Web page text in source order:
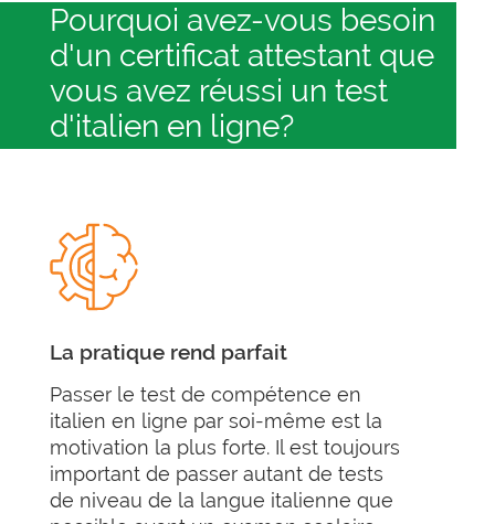
Pourquoi avez-vous besoin
d'un certificat attestant que
vous avez réussi un test
d'italien en ligne?
La pratique rend parfait
Passer le test de compétence en
italien en ligne par soi-même est la
motivation la plus forte. Il est toujours
important de passer autant de tests
de niveau de la langue italienne que